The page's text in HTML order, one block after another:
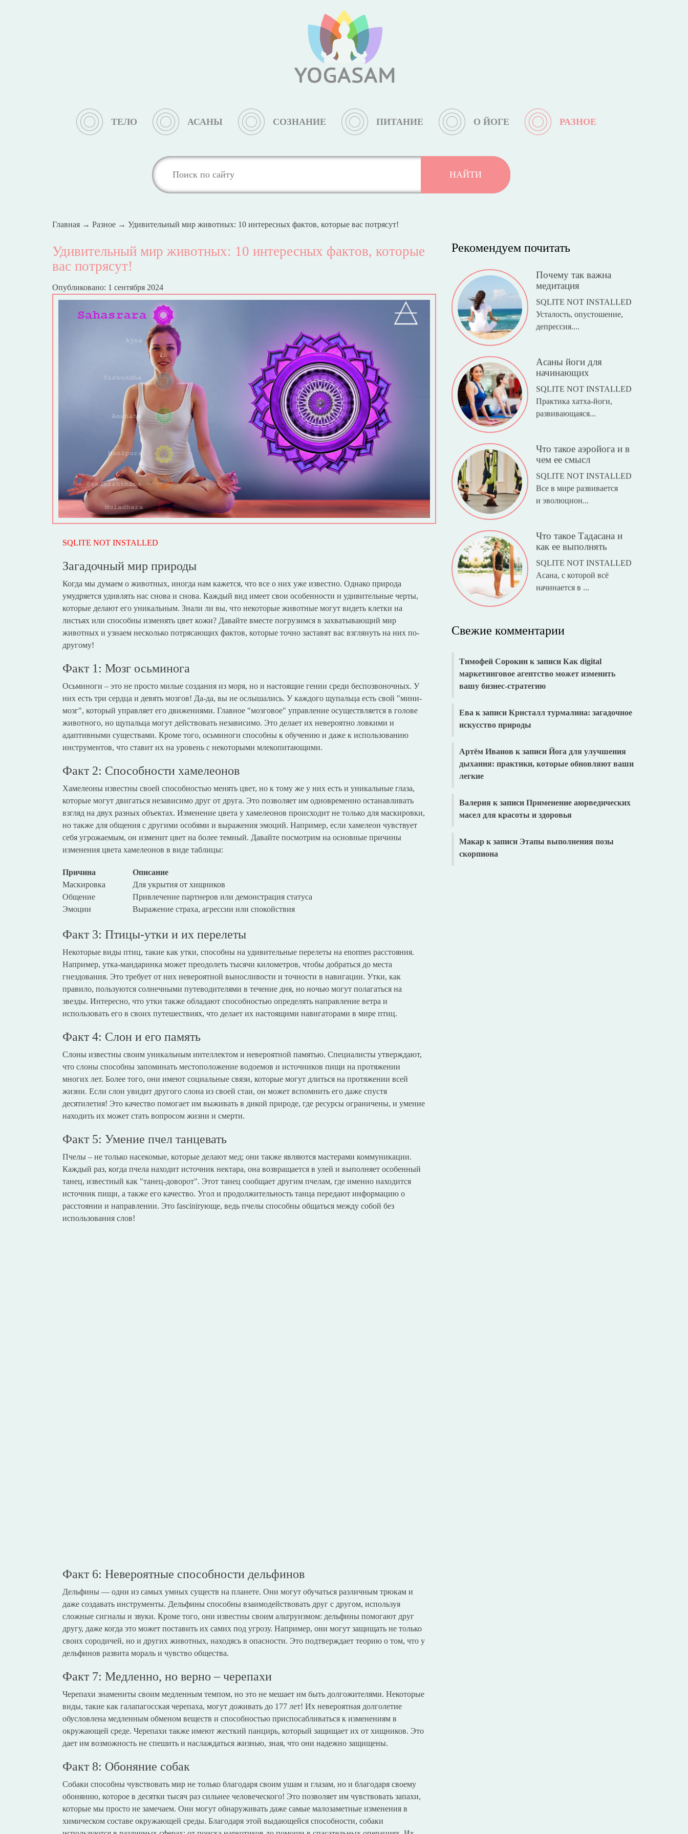
ТЕЛО АСАНЫ СОЗНАНИЕ ПИТАНИЕ О ЙОГЕ РАЗНОЕ
Главная → Разное → Удивительный мир животных: 10 интересных фактов, которые вас потрясут!
Удивительный мир животных: 10 интересных фактов, которые
вас потрясут!
Опубликовано: 1 сентября 2024
SQLITE NOT INSTALLED
Загадочный мир природы
Когда мы думаем о животных, иногда нам кажется, что все о них уже известно. Однако природа
умудряется удивлять нас снова и снова. Каждый вид имеет свои особенности и удивительные черты,
которые делают его уникальным. Знали ли вы, что некоторые животные могут видеть клетки на
листьях или способны изменять цвет кожи? Давайте вместе погрузимся в захватывающий мир
животных и узнаем несколько потрясающих фактов, которые точно заставят вас взглянуть на них по-
другому!
Факт 1: Мозг осьминога
Осьминоги – это не просто милые создания из моря, но и настоящие гении среди беспозвоночных. У
них есть три сердца и девять мозгов! Да-да, вы не ослышались. У каждого щупальца есть свой "мини-
мозг", который управляет его движениями. Главное "мозговое" управление осуществляется в голове
животного, но щупальца могут действовать независимо. Это делает их невероятно ловкими и
адаптивными существами. Кроме того, осьминоги способны к обучению и даже к использованию
инструментов, что ставит их на уровень с некоторыми млекопитающими.
Факт 2: Способности хамелеонов
Хамелеоны известны своей способностью менять цвет, но к тому же у них есть и уникальные глаза,
которые могут двигаться независимо друг от друга. Это позволяет им одновременно останавливать
взгляд на двух разных объектах. Изменение цвета у хамелеонов происходит не только для маскировки,
но также для общения с другими особями и выражения эмоций. Например, если хамелеон чувствует
себя угрожаемым, он изменит цвет на более темный. Давайте посмотрим на основные причины
изменения цвета хамелеонов в виде таблицы:
Причина
Описание
Маскировка
Для укрытия от хищников
Общение
Привлечение партнеров или демонстрация статуса
Эмоции
Выражение страха, агрессии или спокойствия
Факт 3: Птицы-утки и их перелеты
Некоторые виды птиц, такие как утки, способны на удивительные перелеты на enormes расстояния.
Например, утка-мандаринка может преодолеть тысячи километров, чтобы добраться до места
гнездования. Это требует от них невероятной выносливости и точности в навигации. Утки, как
правило, пользуются солнечными путеводителями в течение дня, но ночью могут полагаться на
звезды. Интересно, что утки также обладают способностью определять направление ветра и
использовать его в своих путешествиях, что делает их настоящими навигаторами в мире птиц.
Факт 4: Слон и его память
Слоны известны своим уникальным интеллектом и невероятной памятью. Специалисты утверждают,
что слоны способны запоминать местоположение водоемов и источников пищи на протяжении
многих лет. Более того, они имеют социальные связи, которые могут длиться на протяжении всей
жизни. Если слон увидит другого слона из своей стаи, он может вспомнить его даже спустя
десятилетия! Это качество помогает им выживать в дикой природе, где ресурсы ограничены, и умение
находить их может стать вопросом жизни и смерти.
Факт 5: Умение пчел танцевать
Пчелы – не только насекомые, которые делают мед; они также являются мастерами коммуникации.
Каждый раз, когда пчела находит источник нектара, она возвращается в улей и выполняет особенный
танец, известный как "танец-доворот". Этот танец сообщает другим пчелам, где именно находится
источник пищи, а также его качество. Угол и продолжительность танца передают информацию о
расстоянии и направлении. Это fascinirующе, ведь пчелы способны общаться между собой без
использования слов!
Факт 6: Невероятные способности дельфинов
Дельфины — одни из самых умных существ на планете. Они могут обучаться различным трюкам и
даже создавать инструменты. Дельфины способны взаимодействовать друг с другом, используя
сложные сигналы и звуки. Кроме того, они известны своим альтруизмом: дельфины помогают друг
другу, даже когда это может поставить их самих под угрозу. Например, они могут защищать не только
своих сородичей, но и других животных, находясь в опасности. Это подтверждает теорию о том, что у
дельфинов развита мораль и чувство общества.
Факт 7: Медленно, но верно – черепахи
Черепахи знамениты своим медленным темпом, но это не мешает им быть долгожителями. Некоторые
виды, такие как галапагосская черепаха, могут доживать до 177 лет! Их невероятная долголетие
обусловлена медленным обменом веществ и способностью приспосабливаться к изменениям в
окружающей среде. Черепахи также имеют жесткий панцирь, который защищает их от хищников. Это
дает им возможность не спешить и наслаждаться жизнью, зная, что они надежно защищены.
Факт 8: Обоняние собак
Собаки способны чувствовать мир не только благодаря своим ушам и глазам, но и благодаря своему
обонянию, которое в десятки тысяч раз сильнее человеческого! Это позволяет им чувствовать запахи,
которые мы просто не замечаем. Они могут обнаруживать даже самые малозаметные изменения в
химическом составе окружающей среды. Благодаря этой выдающейся способности, собаки
Рекомендуем почитать
Почему так важна
медитация
SQLITE NOT INSTALLED
Усталость, опустошение,
депрессия....
Асаны йоги для
начинающих
SQLITE NOT INSTALLED
Практика хатха-йоги,
развивающаяся...
Что такое аэройога и в
чем ее смысл
SQLITE NOT INSTALLED
Все в мире развивается
и эволюцион...
Что такое Тадасана и
как ее выполнять
SQLITE NOT INSTALLED
Асана, с которой всё
начинается в ...
Свежие комментарии
Тимофей Сорокин к записи Как digital
маркетинговое агентство может изменить
вашу бизнес-стратегию
Ева к записи Кристалл турмалина: загадочное
искусство природы
Артём Иванов к записи Йога для улучшения
дыхания: практики, которые обновляют ваши
легкие
Валерия к записи Применение аюрведических
масел для красоты и здоровья
Макар к записи Этапы выполнения позы
скорпиона